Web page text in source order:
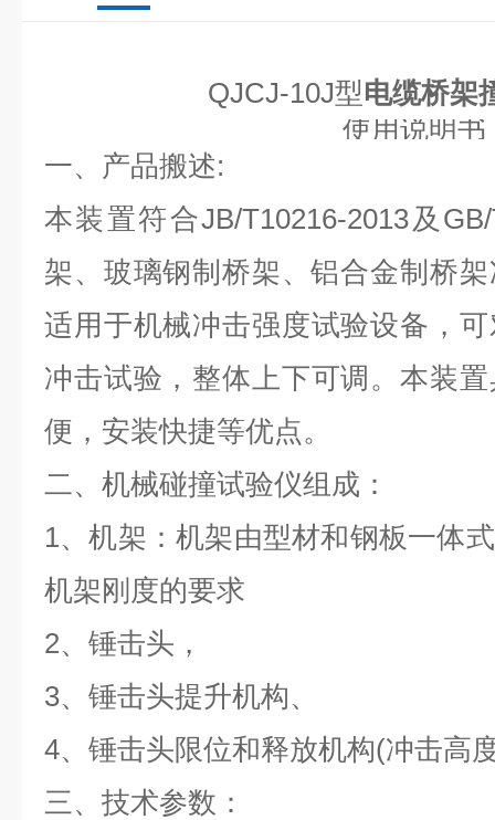
QJCJ-10J型电缆桥架
使用说明书
一、产品搬述:
本装置符合JB/T10216-2013及
架、玻璃钢制桥架、铝合金制桥
适用于机械冲击强度试验设备，
冲击试验， 整体上下可调。本装
便，安装快捷等优点。
二、机械碰撞试验仪组成：
1、机架：机架由型材和钢板一体
机架刚度的要求
2、锤击头，
3、锤击头提升机构、
4、锤击头限位和释放机构(冲击高
三、技术参数：